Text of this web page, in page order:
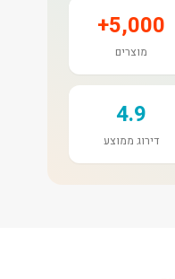
5,000+
מוצרים
4.9
דירוג ממוצע